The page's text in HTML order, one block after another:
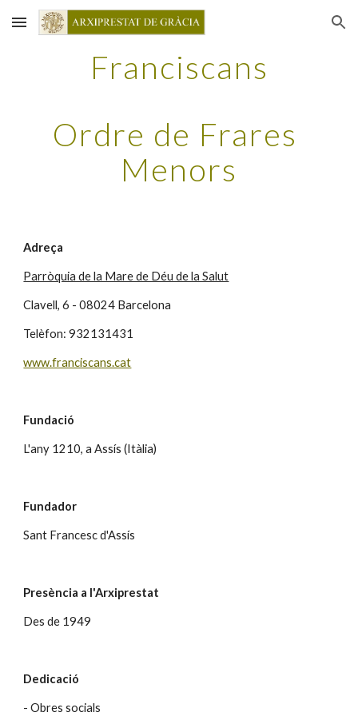
Skip to main content Skip to navigation
Franciscans
Ordre de Frares
Menors
Adreça
Parròquia de la Mare de Déu de la Salut
Clavell, 6 - 08024 Barcelona
Telèfon: 932131431
www.franciscans.cat
Fundació
L'any 1210, a Assís (Itàlia)
Fundador
Sant Francesc d'Assís
Presència a l'Arxiprestat
Des de 1949
Dedicació
- Obres socials